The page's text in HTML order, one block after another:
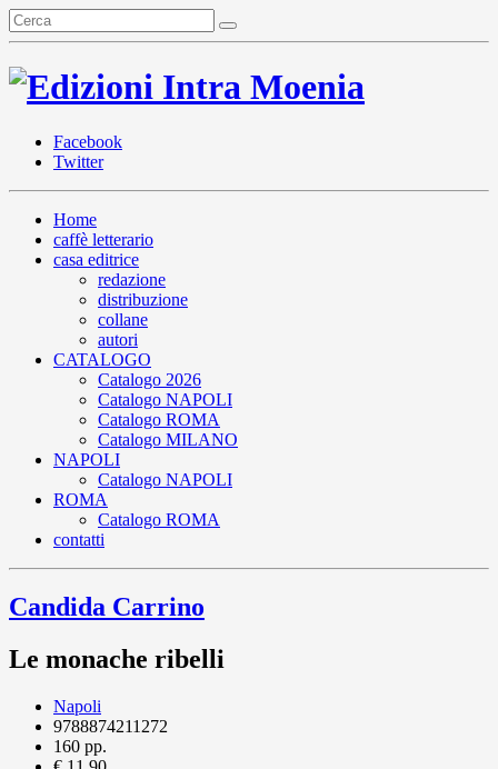
Facebook
Twitter
Home
caffè letterario
casa editrice
redazione
distribuzione
collane
autori
CATALOGO
Catalogo 2026
Catalogo NAPOLI
Catalogo ROMA
Catalogo MILANO
NAPOLI
Catalogo NAPOLI
ROMA
Catalogo ROMA
contatti
Candida Carrino
Le monache ribelli
Napoli
9788874211272
160 pp.